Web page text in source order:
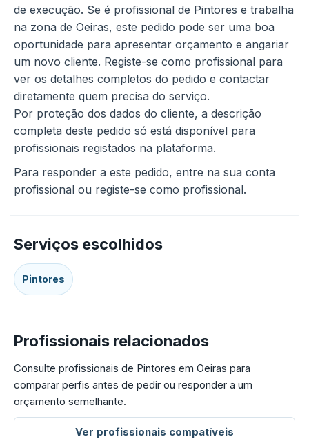
de execução. Se é profissional de Pintores e trabalha
na zona de Oeiras, este pedido pode ser uma boa
oportunidade para apresentar orçamento e angariar
um novo cliente. Registe-se como profissional para
ver os detalhes completos do pedido e contactar
diretamente quem precisa do serviço.
Por proteção dos dados do cliente, a descrição
completa deste pedido só está disponível para
profissionais registados na plataforma.
Para responder a este pedido, entre na sua conta
profissional ou registe-se como profissional.
Serviços escolhidos
Pintores
Profissionais relacionados
Consulte profissionais de Pintores em Oeiras para
comparar perfis antes de pedir ou responder a um
orçamento semelhante.
Ver profissionais compatíveis